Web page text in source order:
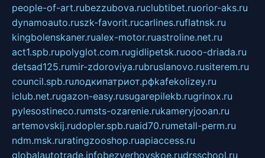
people-of-art.rubezzubova.ruclubtibet.ruorior-aks.ru
dynamoauto.ruszk-favorit.rucarlines.ruflatnsk.ru
kingbolenskaner.rualex-motor.ruastroline.net.ru
act1.spb.rupolyglot.com.rugidlipetsk.ruooo-driada.ru
detsad125.rumir-zdoroviya.rubruslanovo.rusiterem.ru
council.spb.ruлодкипатриот.рфkafekolizey.ru
iclub.net.rugazon-easy.rusugarepilekb.rugrinox.ru
pylesostineco.rumsts-ozarenie.rukameryjooan.ru
artemovskij.rudopler.spb.ruaid70.rumetall-perm.ru
ndm.msk.ruratingzooshop.ruapiaccess.ru
globalautotrade.infobezverhovskoe.rudrsschool.ru